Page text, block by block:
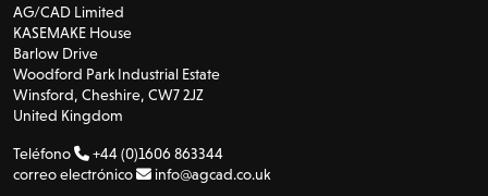
AG/CAD Limited
KASEMAKE House
Barlow Drive
Woodford Park Industrial Estate
Winsford, Cheshire, CW7 2JZ
United Kingdom
Teléfono
+44 (0)1606 863344
correo electrónico
info@agcad.co.uk